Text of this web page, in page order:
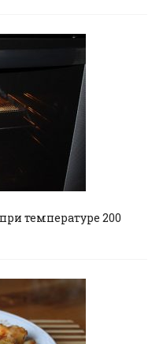
температуре 200